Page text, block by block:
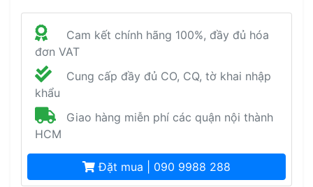
Cam kết chính hãng 100%, đầy đủ hóa
đơn VAT
Cung cấp đầy đủ CO, CQ, tờ khai nhập
khẩu
Giao hàng miễn phí các quận nội thành
HCM
Đặt mua | 090 9988 288